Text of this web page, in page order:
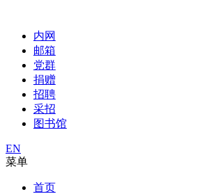
内网
邮箱
党群
捐赠
招聘
采招
图书馆
EN
菜单
首页